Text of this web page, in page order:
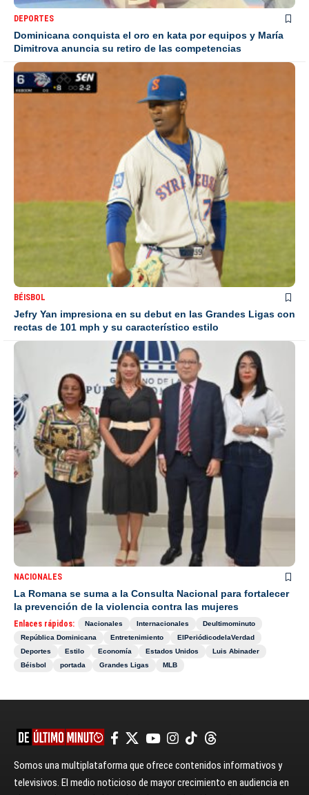
DEPORTES
Dominicana conquista el oro en kata por equipos y María
Dimitrova anuncia su retiro de las competencias
BÉISBOL
Jefry Yan impresiona en su debut en las Grandes Ligas con
rectas de 101 mph y su característico estilo
NACIONALES
La Romana se suma a la Consulta Nacional para fortalecer
la prevención de la violencia contra las mujeres
Enlaces rápidos: Nacionales Internacionales
Deultimominuto
República Dominicana
Entretenimiento
ElPeriódicodelaVerdad
Deportes
Estilo Economía Estados Unidos
Luis Abinader
Béisbol
portada Grandes Ligas MLB
Somos una multiplataforma que ofrece contenidos informativos y
televisivos. El medio noticioso de mayor crecimiento en audiencia en